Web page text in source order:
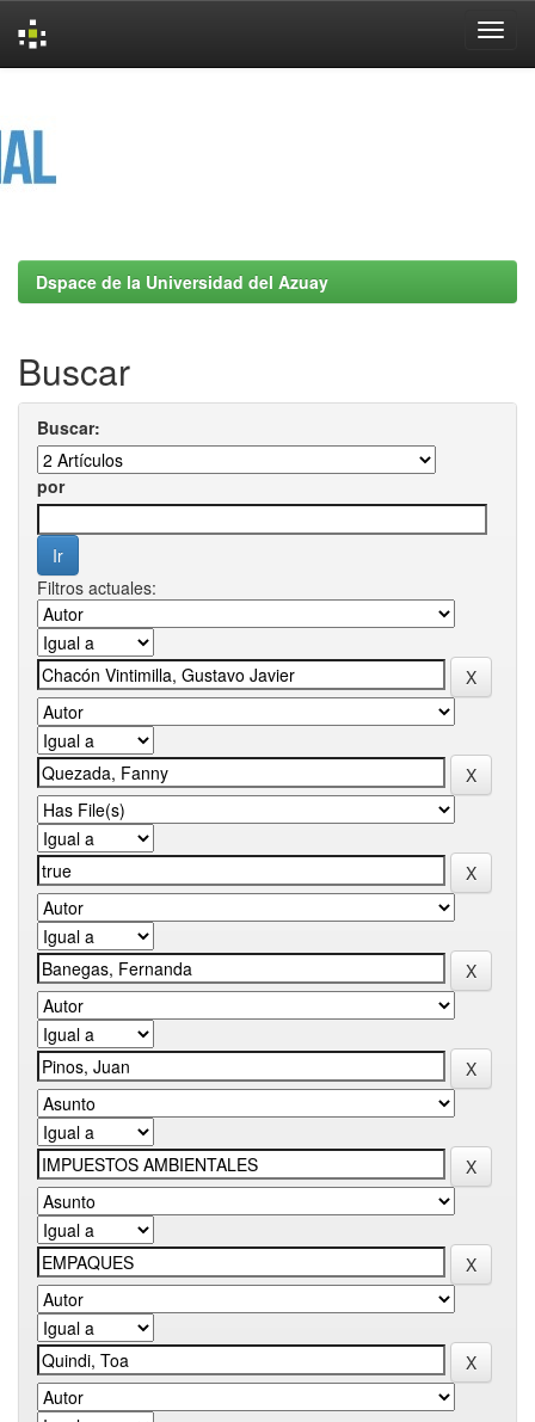
Dspace de la Universidad del Azuay
Buscar
Buscar:
por
Filtros actuales: